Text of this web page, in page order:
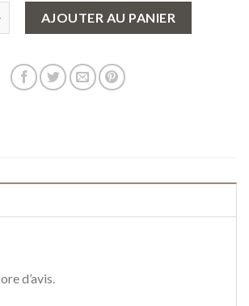
AJOUTER AU PANIER
d’avis.